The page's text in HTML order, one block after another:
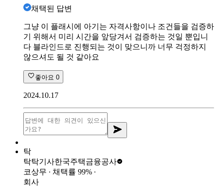
채택된 답변
그냥 이 플래시에 아기는 자격사항이나 조건들을 검증하
기 위해서 미리 시간을 앞당겨서 검증하는 것일 뿐입니
다 블라인드로 진행되는 것이 맞으니까 너무 걱정하지
않으셔도 될 것 같아요
좋아요 0
2024.10.17
탁
탁탁기사한국주택금융공사
코상무 ∙ 채택률 99% ∙
회사